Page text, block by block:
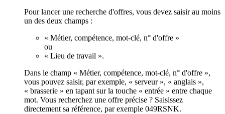
Pour lancer une recherche d'offres, vous devez saisir au moins
un des deux champs :
« Métier, compétence, mot-clé, n° d'offre »
ou
« Lieu de travail ».
Dans le champ « Métier, compétence, mot-clé, n° d'offre »,
vous pouvez saisir, par exemple, « serveur », « anglais »,
« brasserie » en tapant sur la touche « entrée » entre chaque
mot. Vous recherchez une offre précise ? Saisissez
directement sa référence, par exemple 049RSNK.